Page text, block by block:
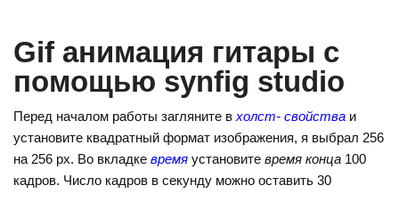
kl
a
ss
ni
ki
st
a
m
Gif анимация гитары с
помощью synfig studio
Перед началом работы загляните вхолст- свойства и
установите квадратный формат изображения, я выбрал 256
на 256 рх. Во вкладкевремя установитевремя конца 100
кадров. Число кадров в секунду можно оставить 30